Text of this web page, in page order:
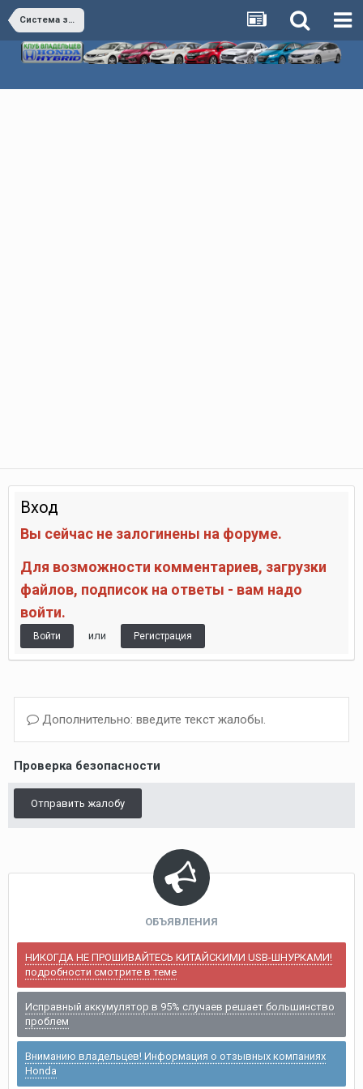
Система зажигания
Вход
Вы сейчас не залогинены на форуме.
Для возможности комментариев, загрузки
файлов, подписок на ответы - вам надо
войти.
Войти или Регистрация
Дополнительно: введите текст жалобы.
Проверка безопасности
Отправить жалобу
ОБЪЯВЛЕНИЯ
НИКОГДА НЕ ПРОШИВАЙТЕСЬ КИТАЙСКИМИ USB-ШНУРКАМИ!
подробности смотрите в теме
Исправный аккумулятор в 95% случаев решает большинство
проблем
Вниманию владельцев! Информация о отзывных компаниях
Honda